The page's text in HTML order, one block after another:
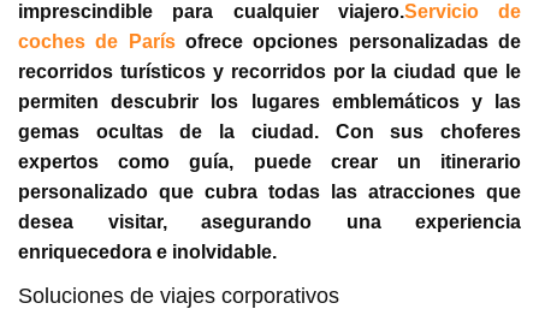
imprescindible para cualquier viajero.Servicio de
coches de Parísofrece opciones personalizadas de
recorridos turísticos y recorridos por la ciudad que le
permiten descubrir los lugares emblemáticos y las
gemas ocultas de la ciudad. Con sus choferes
expertos como guía, puede crear un itinerario
personalizado que cubra todas las atracciones que
desea visitar, asegurando una experiencia
enriquecedora e inolvidable.
Soluciones de viajes corporativos